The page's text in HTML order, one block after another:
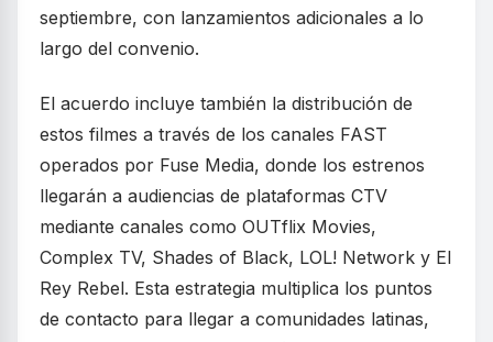
septiembre, con lanzamientos adicionales a lo
largo del convenio.
El acuerdo incluye también la distribución de
estos filmes a través de los canales FAST
operados por Fuse Media, donde los estrenos
llegarán a audiencias de plataformas CTV
mediante canales como OUTflix Movies,
Complex TV, Shades of Black, LOL! Network y El
Rey Rebel. Esta estrategia multiplica los puntos
de contacto para llegar a comunidades latinas,